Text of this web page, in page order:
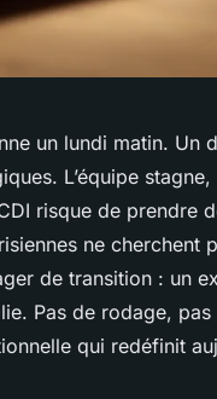
un lundi matin.
L’équipe
risque de prendre
ne cherchent
de transition : un
Pas de rodage,
qui redéfinit